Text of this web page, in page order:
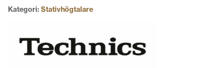
Kategori: Stativhögtalare